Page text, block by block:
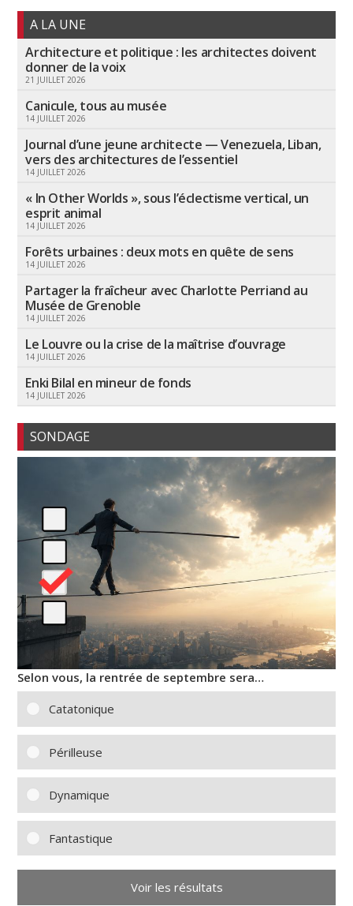
A LA UNE
Architecture et politique : les architectes doivent
donner de la voix
21 JUILLET 2026
Canicule, tous au musée
14 JUILLET 2026
Journal d’une jeune architecte — Venezuela, Liban,
vers des architectures de l’essentiel
14 JUILLET 2026
« In Other Worlds », sous l’éclectisme vertical, un
esprit animal
14 JUILLET 2026
Forêts urbaines : deux mots en quête de sens
14 JUILLET 2026
Partager la fraîcheur avec Charlotte Perriand au
Musée de Grenoble
14 JUILLET 2026
Le Louvre ou la crise de la maîtrise d’ouvrage
14 JUILLET 2026
Enki Bilal en mineur de fonds
14 JUILLET 2026
SONDAGE
Selon vous, la rentrée de septembre sera…
Catatonique
Périlleuse
Dynamique
Fantastique
Voir les résultats